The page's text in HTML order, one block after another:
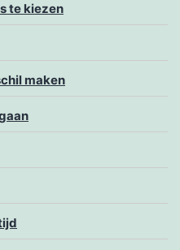
te kiezen
maken